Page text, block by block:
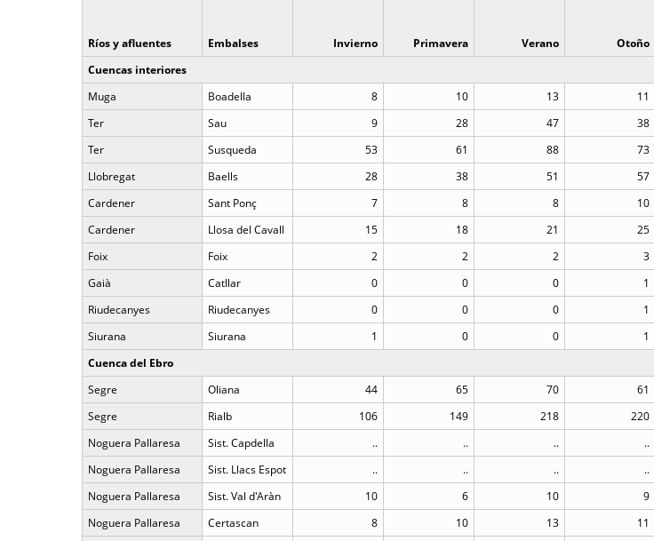
Ríos y afluentes Embalses Invierno Primavera Verano Otoño
Cuencas interiores
Muga
Boadella 8 10 13 11
Ter
Sau 9 28 47 38
Ter
Susqueda 53 61 88 73
Llobregat
Baells 28 38 51 57
Cardener
Sant Ponç 7 8 8 10
Cardener
Llosa del Cavall 15 18 21 25
Foix
Foix 2 2 2 3
Gaià
Catllar 0 0 0 1
Riudecanyes
Riudecanyes 0 0 0 1
Siurana
Siurana 1 0 0 1
Cuenca del Ebro
Segre
Oliana 44 65 70 61
Segre
Rialb 106 149 218 220
Noguera Pallaresa
Sist. Capdella .. .. .. ..
Noguera Pallaresa
Sist. Llacs Espot .. .. .. ..
Noguera Pallaresa
Sist. Val d'Aràn 10 6 10 9
Noguera Pallaresa
Certascan 8 10 13 11